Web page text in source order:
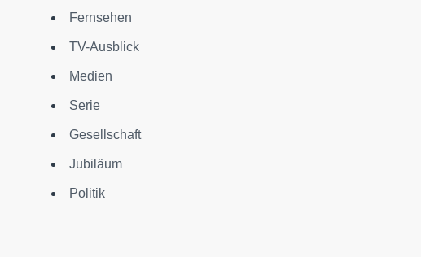
Fernsehen
TV-Ausblick
Medien
Serie
Gesellschaft
Jubiläum
Politik